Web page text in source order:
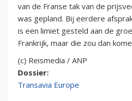
van de Franse tak van de
was gepland. Bij eerdere
is een limiet gesteld aan de
Frankrijk, maar die zou dan
(c) Reismedia / ANP
Dossier:
Transavia Europe